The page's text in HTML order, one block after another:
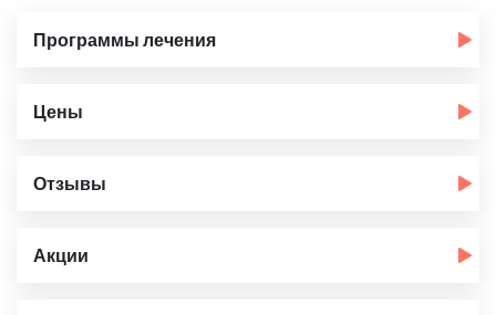
Программы лечения
Цены
Отзывы
Акции